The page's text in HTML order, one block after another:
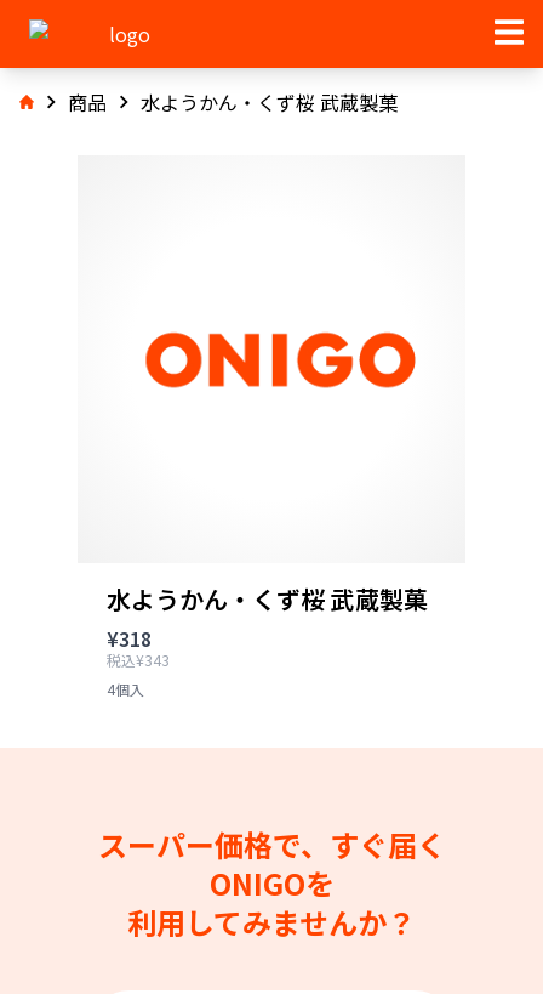
商品 水ようかん・くず桜 武蔵製菓
水ようかん・くず桜 武蔵製菓
¥318
税込¥343
4個入
スーパー価格で、すぐ届く
ONIGOを
利用してみませんか？